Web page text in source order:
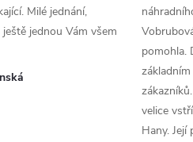
Milé jednání,
jednou Vám všem
pomohla.
velice
Hany.